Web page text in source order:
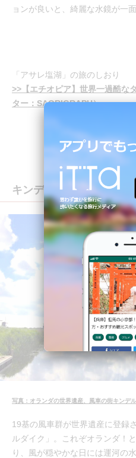
ョンが良いと、綺麗な水鏡が一
「アサレ塩湖」の旅のしおり
>>【エチオピア】世界一過酷な
ター：SAORIGRAPH）
キンデルダイク（オラン
写真：オランダの世界遺産、風車の街キンデ
19基の風車群が世界遺産に登録
ルダイク」。これぞオランダ！
り、風が穏やかな日には運河の